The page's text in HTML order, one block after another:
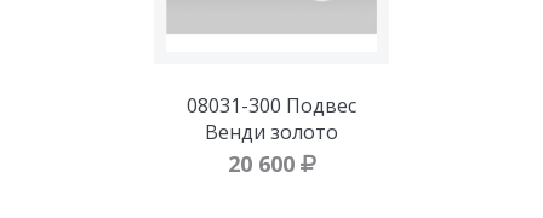
08031-300 Подвес
Венди золото
20 600